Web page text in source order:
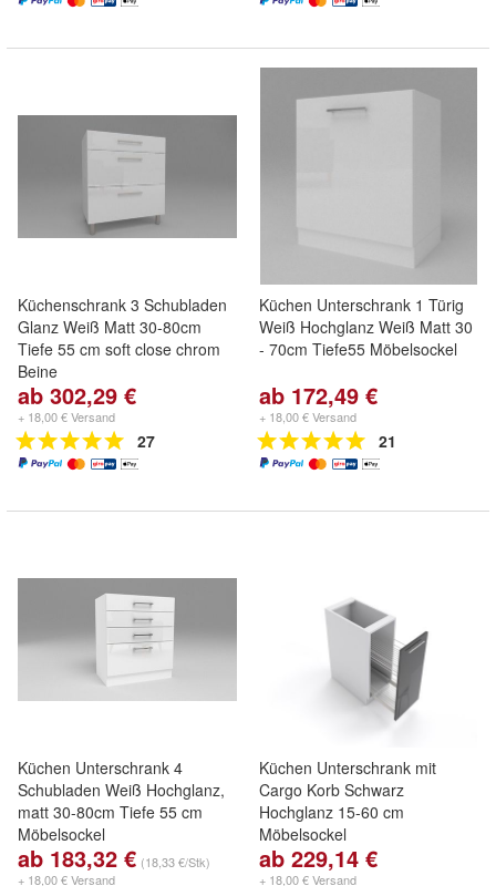
Küchenschrank 3 Schubladen
Glanz Weiß Matt 30-80cm
Tiefe 55 cm soft close chrom
Beine
ab 302,29 €
+ 18,00 € Versand
27
Küchen Unterschrank 1 Türig
Weiß Hochglanz Weiß Matt 30
- 70cm Tiefe55 Möbelsockel
ab 172,49 €
+ 18,00 € Versand
21
Küchen Unterschrank 4
Schubladen Weiß Hochglanz,
matt 30-80cm Tiefe 55 cm
Möbelsockel
ab 183,32 € (18,33 €/Stk)
+ 18,00 € Versand
Küchen Unterschrank mit
Cargo Korb Schwarz
Hochglanz 15-60 cm
Möbelsockel
ab 229,14 €
+ 18,00 € Versand